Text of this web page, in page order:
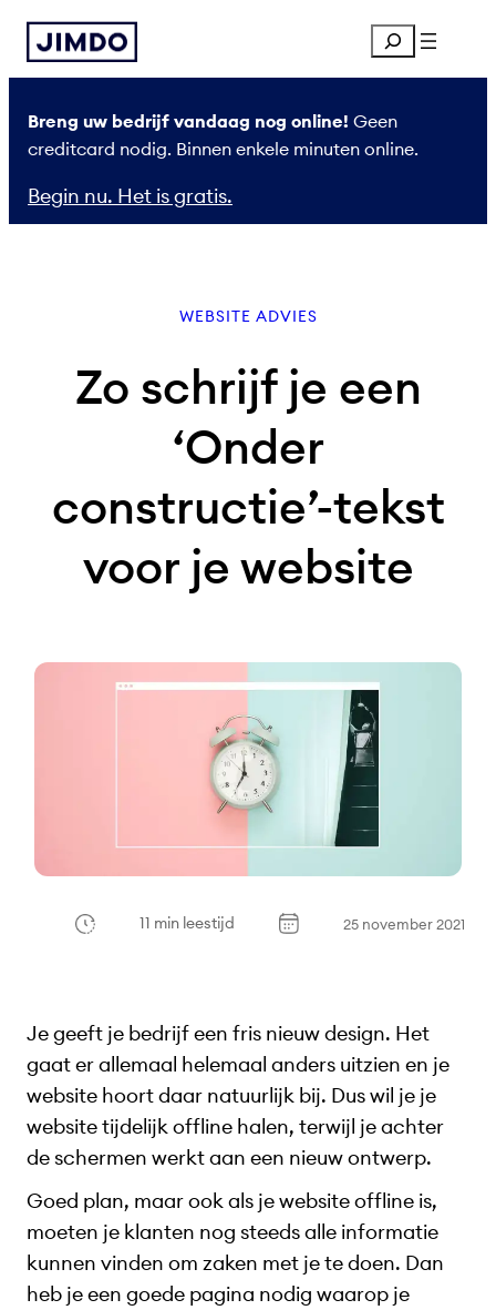
Ga
naar
de
inhoud
Search
Breng uw bedrijf vandaag nog online!Geen
creditcard nodig. Binnen enkele minuten online.
Begin nu. Het is gratis.
WEBSITE ADVIES
Zo schrijf je een
‘Onder
constructie’-tekst
voor je website
11 min leestijd 25 november 2021
Je geeft je bedrijf een fris nieuw design. Het
gaat er allemaal helemaal anders uitzien en je
website hoort daar natuurlijk bij. Dus wil je je
website tijdelijk offline halen, terwijl je achter
de schermen werkt aan een nieuw ontwerp.
Goed plan, maar ook als je website offline is,
moeten je klanten nog steeds alle informatie
kunnen vinden om zaken met je te doen. Dan
heb je een goede pagina nodig waarop je